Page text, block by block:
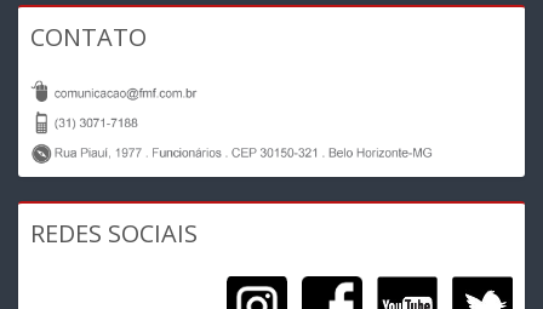
CONTATO
REDES SOCIAIS